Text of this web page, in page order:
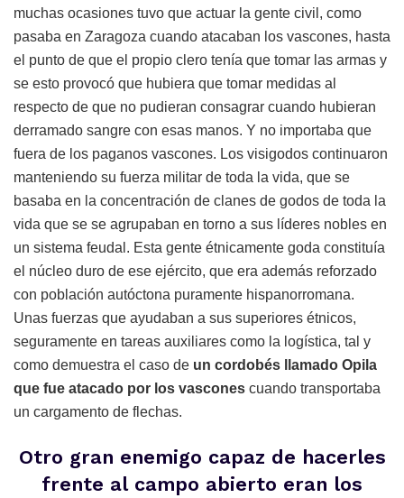
muchas ocasiones tuvo que actuar la gente civil, como
pasaba en Zaragoza cuando atacaban los vascones, hasta
el punto de que el propio clero tenía que tomar las armas y
se esto provocó que hubiera que tomar medidas al
respecto de que no pudieran consagrar cuando hubieran
derramado sangre con esas manos. Y no importaba que
fuera de los paganos vascones. Los visigodos continuaron
manteniendo su fuerza militar de toda la vida, que se
basaba en la concentración de clanes de godos de toda la
vida que se se agrupaban en torno a sus líderes nobles en
un sistema feudal. Esta gente étnicamente goda constituía
el núcleo duro de ese ejército, que era además reforzado
con población autóctona puramente hispanorromana.
Unas fuerzas que ayudaban a sus superiores étnicos,
seguramente en tareas auxiliares como la logística, tal y
como demuestra el caso de un cordobés llamado Opila
que fue atacado por los vascones cuando transportaba
un cargamento de flechas.
Otro gran enemigo capaz de hacerles
frente al campo abierto eran los